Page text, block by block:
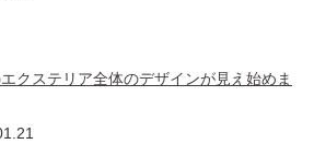
クステリア全体のデザインが見え始めま